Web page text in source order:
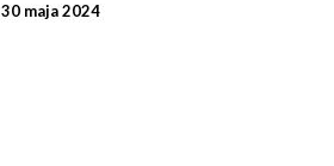
30 maja 2024